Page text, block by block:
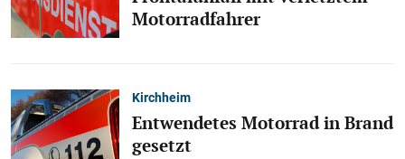
Motorradfahrer
Kirchheim
Entwendetes Motorrad in Brand
gesetzt